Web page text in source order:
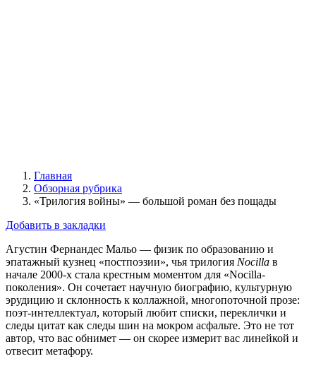
Главная
Обзорная рубрика
«Трилогия войны» — большой роман без пощады
Добавить в закладки
Агустин Фернандес Мальо — физик по образованию и
эпатажный кузнец «постпоэзии», чья трилогия Nocilla в
начале 2000-х стала крестным моментом для «Nocilla-
поколения». Он сочетает научную биографию, культурную
эрудицию и склонность к коллажной, многопоточной прозе:
поэт-интеллектуал, который любит списки, переклички и
следы цитат как следы шин на мокром асфальте. Это не тот
автор, что вас обнимет — он скорее измерит вас линейкой и
отвесит метафору.